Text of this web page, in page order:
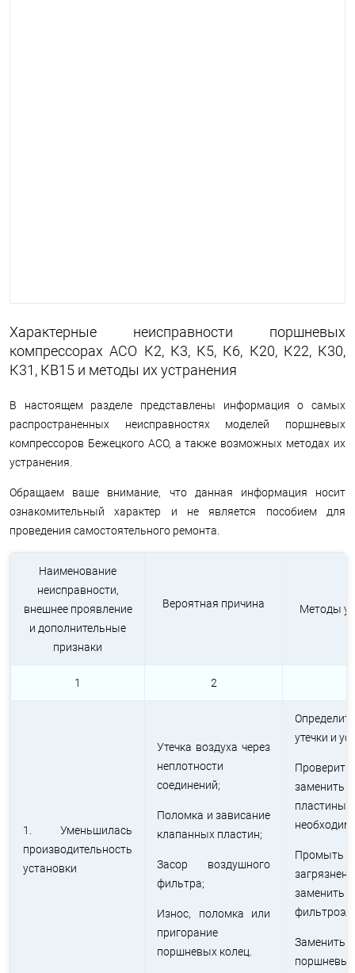
Характерные неисправности поршневых
компрессорах АСО К2, К3, К5, К6, К20, К22, К30,
К31, КВ15 и методы их устранения
В настоящем разделе представлены информация о самых
распространенных неисправностях моделей поршневых
компрессоров Бежецкого АСО, а также возможных методах их
устранения.
Обращаем ваше внимание, что данная информация носит
ознакомительный характер и не является пособием для
проведения самостоятельного ремонта.
Наименование
неисправности,
внешнее проявление
и дополнительные
признаки
Вероятная причина Методы
1 2
1. Уменьшилась
производительность
установки
Утечка воздуха через
неплотности
соединений;
Поломка и зависание
клапанных пластин;
Засор воздушного
фильтра;
Износ, поломка или
пригорание
поршневых колец.
утечки и
заменить
Промыть
заменить
Заменить